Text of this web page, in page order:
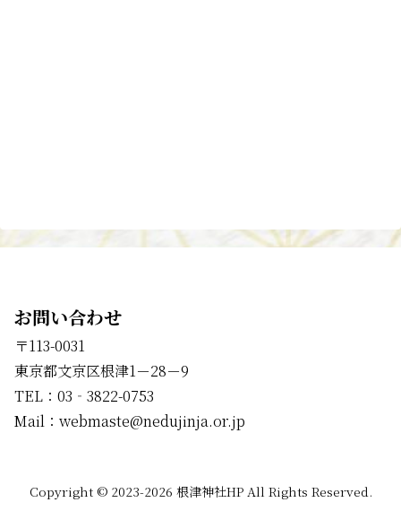
お問い合わせ
〒113-0031
東京都文京区根津1－28－9
TEL：03‐3822-0753
Mail：webmaste@nedujinja.or.jp
Copyright © 2023-2026 根津神社HP All Rights Reserved.